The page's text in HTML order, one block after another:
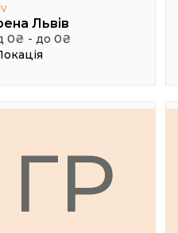
Львів
0₴ - до 0₴
ГР